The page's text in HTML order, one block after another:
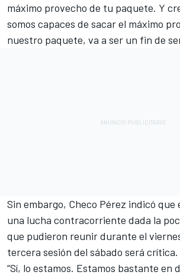
máximo provecho de tu paquete. Y
somos capaces de sacar el máximo
nuestro paquete, va a ser un fin de
Sin embargo, Checo Pérez indicó que
una lucha contracorriente dada la
que pudieron reunir durante el
tercera sesión del sábado será crítica.
“Sí, lo estamos. Estamos bastante en